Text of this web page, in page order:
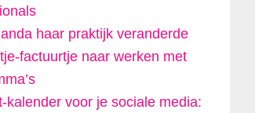
haar praktijk veranderde
factuurtje naar werken met
kalender voor je sociale media: